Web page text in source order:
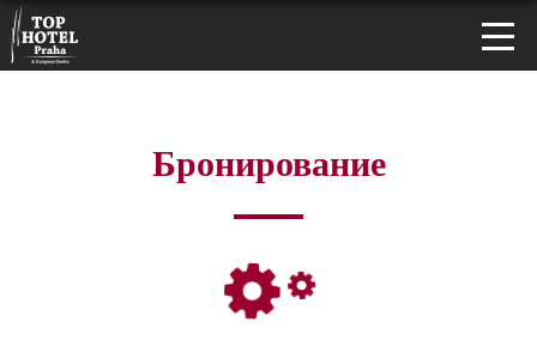
Бронирование